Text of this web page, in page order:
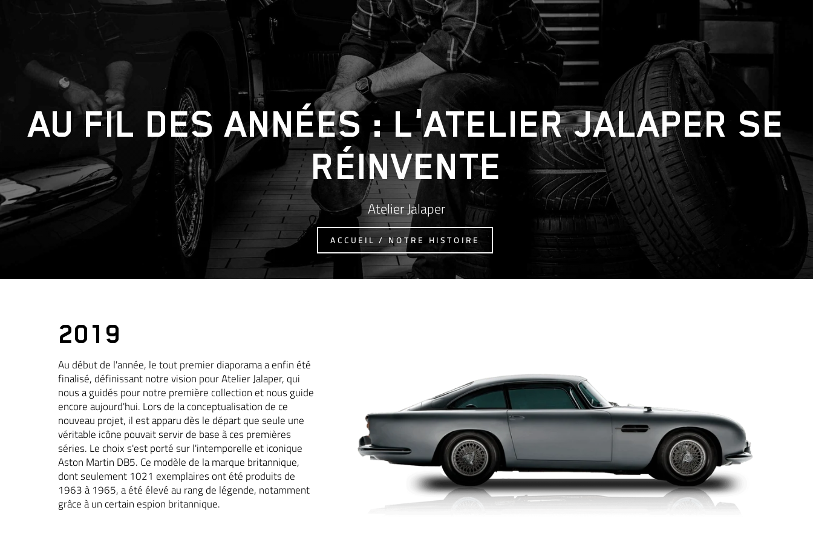
AU FIL DES ANNÉES : L'ATELIER JALAPER SE
RÉINVENTE
Atelier Jalaper
ACCUEIL / NOTRE HISTOIRE
2019
Au début de l'année, le tout premier diaporama a enfin été
finalisé, définissant notre vision pour Atelier Jalaper, qui
nous a guidés pour notre première collection et nous guide
encore aujourd'hui. Lors de la conceptualisation de ce
nouveau projet, il est apparu dès le départ que seule une
véritable icône pouvait servir de base à ces premières
séries. Le choix s'est porté sur l'intemporelle et iconique
Aston Martin DB5. Ce modèle de la marque britannique,
dont seulement 1021 exemplaires ont été produits de
1963 à 1965, a été élevé au rang de légende, notamment
grâce à un certain espion britannique.